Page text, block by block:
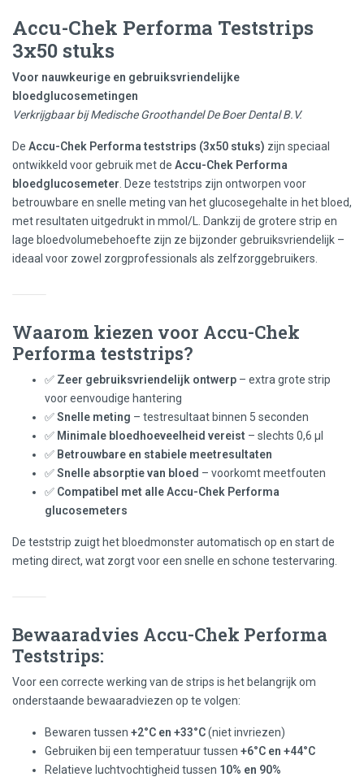
Accu-Chek Performa Teststrips
3x50 stuks
Voor nauwkeurige en gebruiksvriendelijke
bloedglucosemetingen
Verkrijgbaar bij Medische Groothandel De Boer Dental B.V.
De Accu-Chek Performa teststrips (3x50 stuks) zijn speciaal
ontwikkeld voor gebruik met de Accu-Chek Performa
bloedglucosemeter . Deze teststrips zijn ontworpen voor
betrouwbare en snelle meting van het glucosegehalte in het bloed,
met resultaten uitgedrukt in mmol/L. Dankzij de grotere strip en
lage bloedvolumebehoefte zijn ze bijzonder gebruiksvriendelijk –
ideaal voor zowel zorgprofessionals als zelfzorggebruikers.
Waarom kiezen voor Accu-Chek
Performa teststrips?
✅ Zeer gebruiksvriendelijk ontwerp – extra grote strip
voor eenvoudige hantering
✅Snelle meting – testresultaat binnen 5 seconden
✅ Minimale bloedhoeveelheid vereist – slechts 0,6 µl
✅ Betrouwbare en stabiele meetresultaten
✅Snelle absorptie van bloed – voorkomt meetfouten
✅ Compatibel met alle Accu-Chek Performa
glucosemeters
De teststrip zuigt het bloedmonster automatisch op en start de
meting direct, wat zorgt voor een snelle en schone testervaring.
Bewaaradvies Accu-Chek Performa
Teststrips:
Voor een correcte werking van de strips is het belangrijk om
onderstaande bewaaradviezen op te volgen:
Bewaren tussen +2°C en +33°C(niet invriezen)
Gebruiken bij een temperatuur tussen +6°C en +44°C
Relatieve luchtvochtigheid tussen 10% en 90%